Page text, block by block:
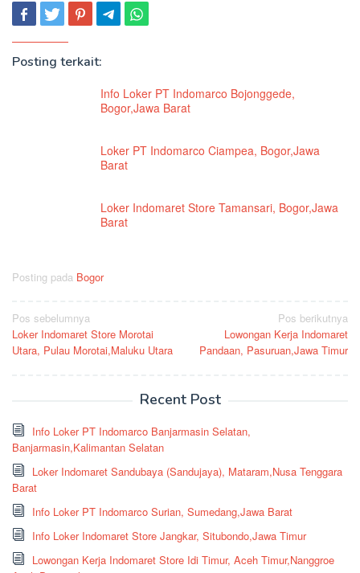
Posting terkait:
Info Loker PT Indomarco Bojonggede,
Bogor,Jawa Barat
Loker PT Indomarco Ciampea, Bogor,Jawa
Barat
Loker Indomaret Store Tamansari, Bogor,Jawa
Barat
Posting pada Bogor
Navigasi
pos
Pos sebelumnya
Loker Indomaret Store Morotai
Utara, Pulau Morotai,Maluku Utara
Pos berikutnya
Lowongan Kerja Indomaret
Pandaan, Pasuruan,Jawa Timur
Recent Post
Info Loker PT Indomarco Banjarmasin Selatan,
Banjarmasin,Kalimantan Selatan
Loker Indomaret Sandubaya (Sandujaya), Mataram,Nusa Tenggara
Barat
Info Loker PT Indomarco Surian, Sumedang,Jawa Barat
Info Loker Indomaret Store Jangkar, Situbondo,Jawa Timur
Lowongan Kerja Indomaret Store Idi Timur, Aceh Timur,Nanggroe